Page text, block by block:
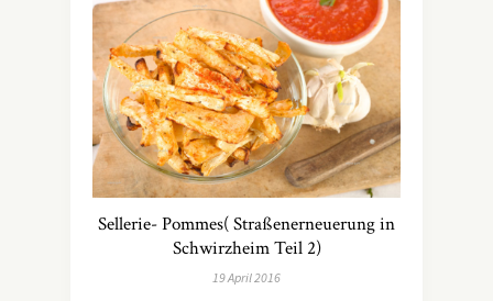
Sellerie- Pommes( Straßenerneuerung in
Schwirzheim Teil 2)
19 April 2016